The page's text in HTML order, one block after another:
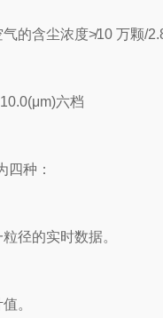
的含尘浓度≯10 万颗/
六档
种：
径的实时数据。
。